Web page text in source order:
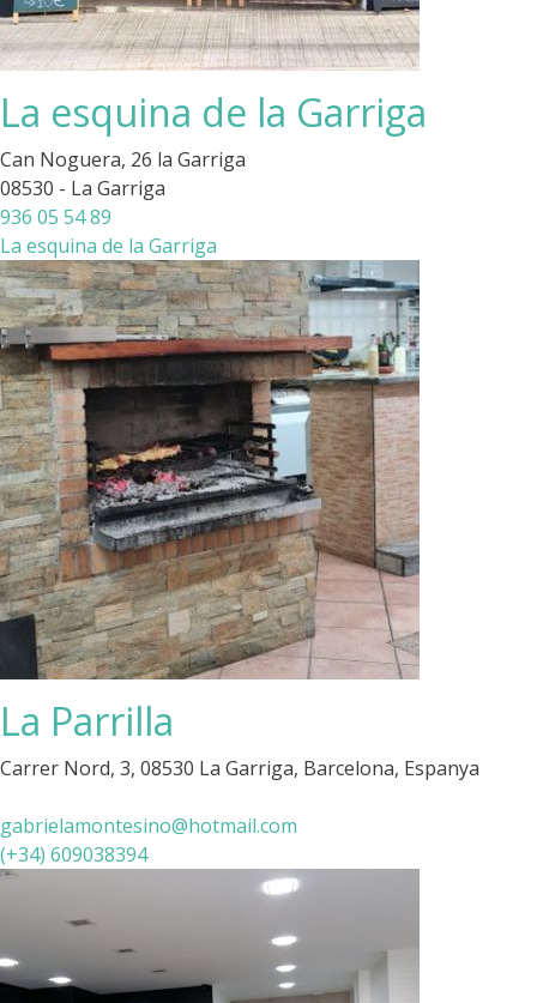
La esquina de la Garriga
Can Noguera, 26 la Garriga
08530 - La Garriga
936 05 54 89
La esquina de la Garriga
La Parrilla
Carrer Nord, 3, 08530 La Garriga, Barcelona, Espanya
gabrielamontesino@hotmail.com
(+34) 609038394